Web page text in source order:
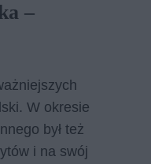
–
W okresie
był też
i na swój